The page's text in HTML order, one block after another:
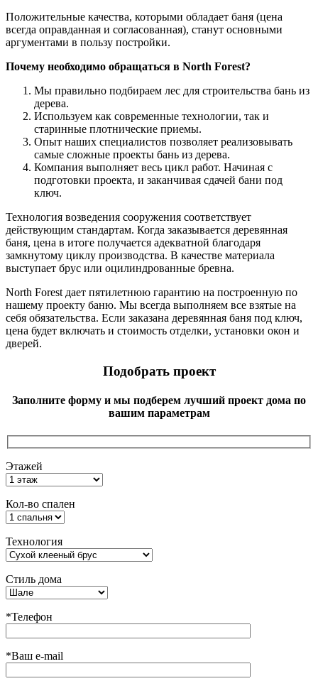
Положительные качества, которыми обладает баня (цена
всегда оправданная и согласованная), станут основными
аргументами в пользу постройки.
Почему необходимо обращаться в North Forest?
Мы правильно подбираем лес для строительства бань из
дерева.
Используем как современные технологии, так и
старинные плотнические приемы.
Опыт наших специалистов позволяет реализовывать
самые сложные проекты бань из дерева.
Компания выполняет весь цикл работ. Начиная с
подготовки проекта, и заканчивая сдачей бани под
ключ.
Технология возведения сооружения соответствует
действующим стандартам. Когда заказывается деревянная
баня, цена в итоге получается адекватной благодаря
замкнутому циклу производства. В качестве материала
выступает брус или оцилиндрованные бревна.
North Forest дает пятилетнюю гарантию на построенную по
нашему проекту баню. Мы всегда выполняем все взятые на
себя обязательства. Если заказана деревянная баня под ключ,
цена будет включать и стоимость отделки, установки окон и
дверей.
Подобрать проект
Заполните форму и мы подберем лучший проект дома по
вашим параметрам
Этажей
Кол-во спален
Технология
Стиль дома
*Телефон
*Ваш e-mail